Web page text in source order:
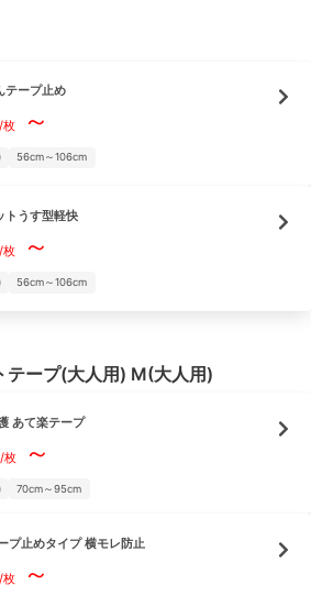
テープ止め
枚～
56cm～106cm
トうす型軽快
枚～
56cm～106cm
テープ(大人用) M(大人用)
あて楽テープ
枚～
70cm～95cm
プ止めタイプ 横モレ防止
枚～